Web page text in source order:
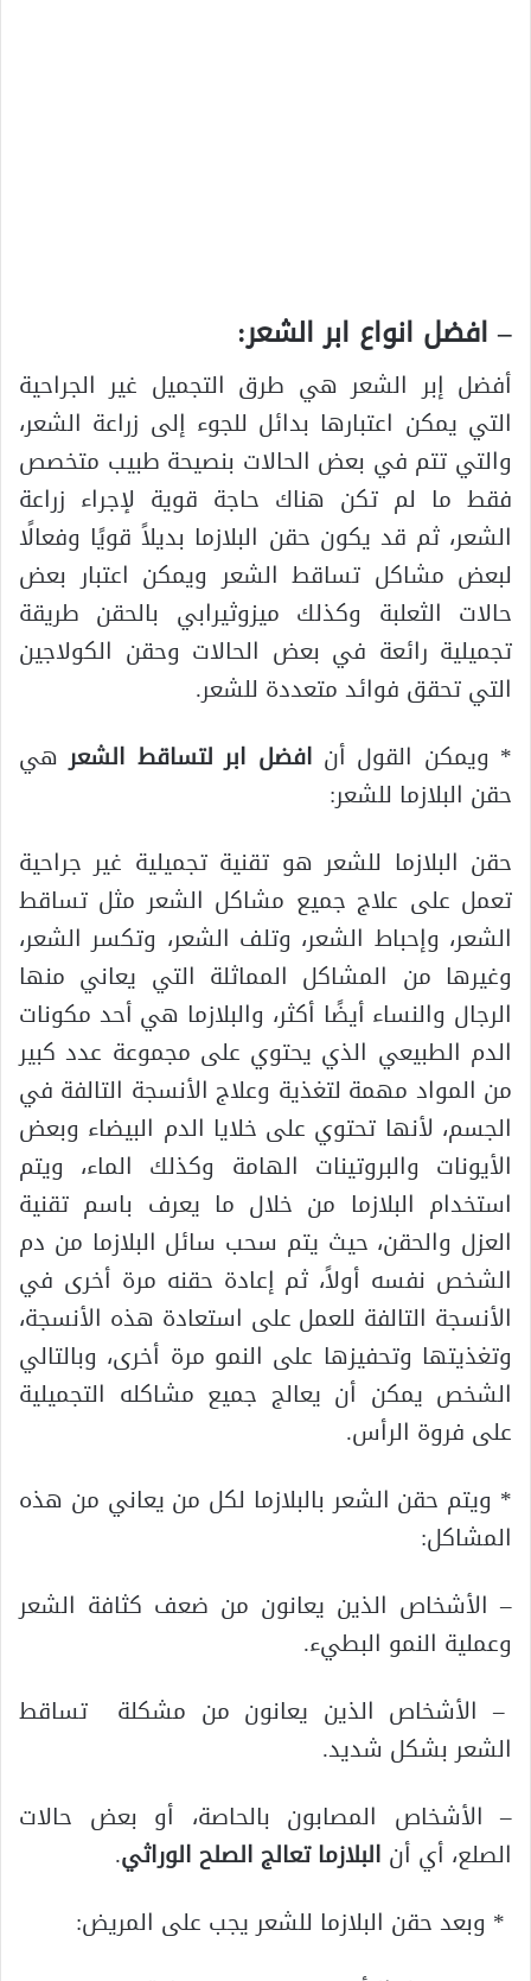
– افضل انواع ابر الشعر:
أفضل إبر الشعر هي طرق التجميل غير الجراحية
التي يمكن اعتبارها بدائل للجوء إلى زراعة الشعر،
والتي تتم في بعض الحالات بنصيحة طبيب متخصص
فقط ما لم تكن هناك حاجة قوية لإجراء زراعة
الشعر، ثم قد يكون حقن البلازما بديلاً قويًا وفعالًا
لبعض مشاكل تساقط الشعر ويمكن اعتبار بعض
حالات الثعلبة وكذلك ميزوثيرابي بالحقن طريقة
تجميلية رائعة في بعض الحالات وحقن الكولاجين
التي تحقق فوائد متعددة للشعر.
* ويمكن القول أن افضل ابر لتساقط الشعرهي
حقن البلازما للشعر:
حقن البلازما للشعر هو تقنية تجميلية غير جراحية
تعمل على علاج جميع مشاكل الشعر مثل تساقط
الشعر، وإحباط الشعر، وتلف الشعر، وتكسر الشعر،
وغيرها من المشاكل المماثلة التي يعاني منها
الرجال والنساء أيضًا أكثر، والبلازما هي أحد مكونات
الدم الطبيعي الذي يحتوي على مجموعة عدد كبير
من المواد مهمة لتغذية وعلاج الأنسجة التالفة في
الجسم، لأنها تحتوي على خلايا الدم البيضاء وبعض
الأيونات والبروتينات الهامة وكذلك الماء، ويتم
استخدام البلازما من خلال ما يعرف باسم تقنية
العزل والحقن، حيث يتم سحب سائل البلازما من دم
الشخص نفسه أولاً، ثم إعادة حقنه مرة أخرى في
الأنسجة التالفة للعمل على استعادة هذه الأنسجة،
وتغذيتها وتحفيزها على النمو مرة أخرى، وبالتالي
الشخص يمكن أن يعالج جميع مشاكله التجميلية
على فروة الرأس.
* ويتم حقن الشعر بالبلازما لكل من يعاني من هذه
المشاكل:
– الأشخاص الذين يعانون من ضعف كثافة الشعر
وعملية النمو البطيء.
– الأشخاص الذين يعانون من مشكلة تساقط
الشعر بشكل شديد.
– الأشخاص المصابون بالحاصة، أو بعض حالات
الصلع، أي أن البلازما تعالج الصلح الوراثي.
* وبعد حقن البلازما للشعر يجب على المريض: